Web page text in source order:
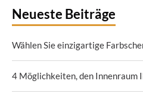
Neueste Beiträge
Wählen Sie einzigartige
4 Möglichkeiten, den Innenraum